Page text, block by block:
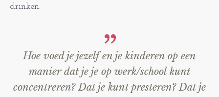
drinken.
Hoe voed je jezelf en je kinderen op een
manier dat je je op werk/school kunt
concentreren? Dat je kunt presteren? Dat je